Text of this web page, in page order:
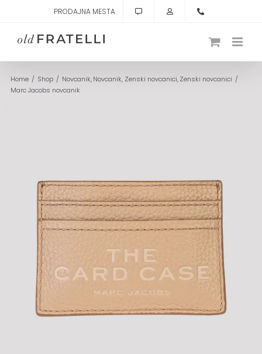
content
PRODAJNA MESTA
Home Shop Novcanik Novcanik Zenski novcanici Zenski novcanici
Marc Jacobs novcanik